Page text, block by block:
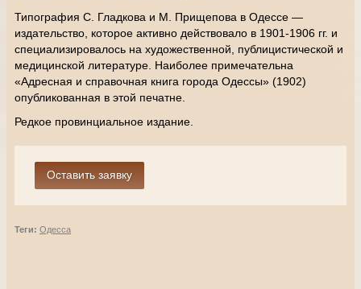
Типография С. Гладкова и М. Прищепова в Одессе —
издательство, которое активно действовало в 1901-1906 гг. и
специализировалось на художественной, публицистической и
медицинской литературе. Наиболее примечательна
«Адресная и справочная книга города Одессы» (1902)
опубликованная в этой печатне.
Редкое провинциальное издание.
Теги: Одесса